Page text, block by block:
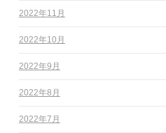
2022年11月
2022年10月
2022年9月
2022年8月
2022年7月